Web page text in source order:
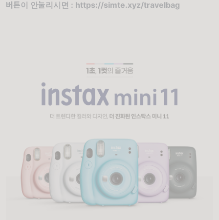
버튼이 안눌리시면 : https://simte.xyz/travelbag